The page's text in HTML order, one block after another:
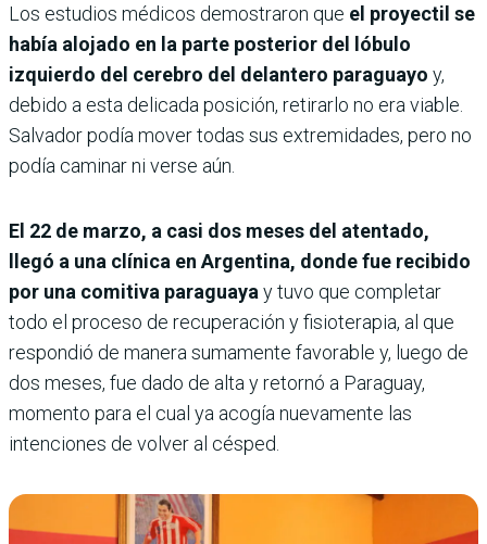
Los estudios médicos demostraron que el proyectil se
había alojado en la parte posterior del lóbulo
izquierdo del cerebro del delantero paraguayo y,
debido a esta delicada posición, retirarlo no era viable.
Salvador podía mover todas sus extremidades, pero no
podía caminar ni verse aún.
El 22 de marzo, a casi dos meses del atentado,
llegó a una clínica en Argentina, donde fue recibido
por una comitiva paraguaya y tuvo que completar
todo el proceso de recuperación y fisioterapia, al que
respondió de manera sumamente favorable y, luego de
dos meses, fue dado de alta y retornó a Paraguay,
momento para el cual ya acogía nuevamente las
intenciones de volver al césped.